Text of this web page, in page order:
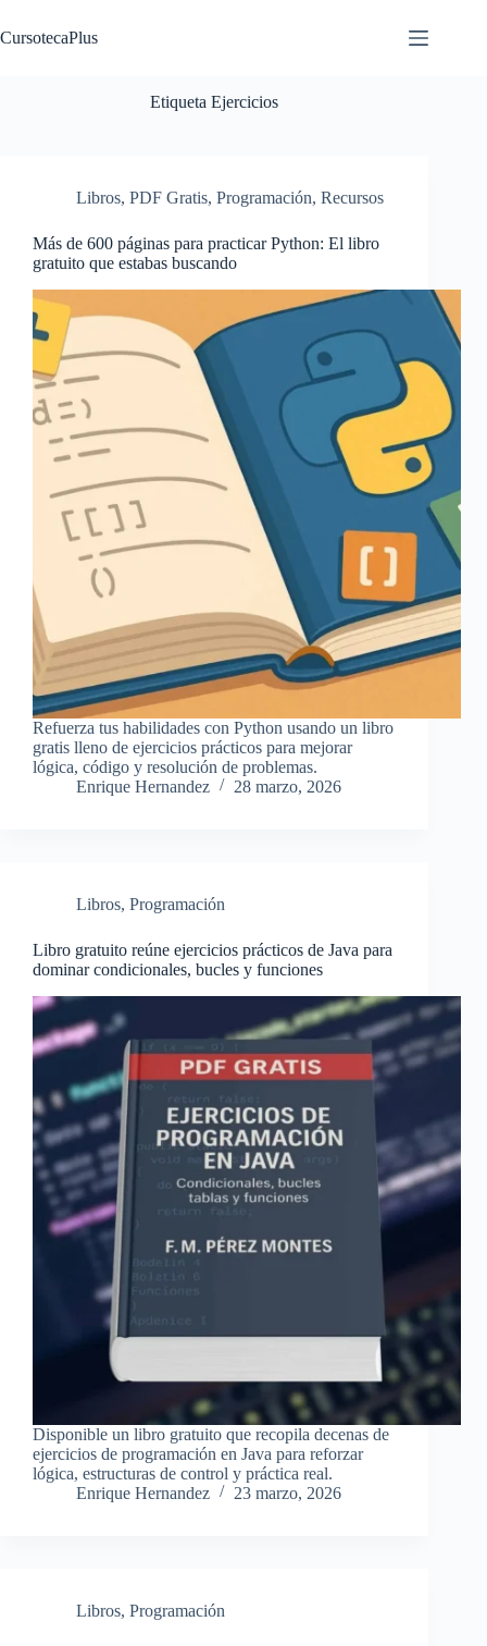
al
contenido
CursotecaPlus
Etiqueta Ejercicios
Libros, PDF Gratis, Programación, Recursos
Más de 600 páginas para practicar Python: El libro
gratuito que estabas buscando
Refuerza tus habilidades con Python usando un libro
gratis lleno de ejercicios prácticos para mejorar
lógica, código y resolución de problemas.
Enrique Hernandez
28 marzo, 2026
Libros, Programación
Libro gratuito reúne ejercicios prácticos de Java para
dominar condicionales, bucles y funciones
Disponible un libro gratuito que recopila decenas de
ejercicios de programación en Java para reforzar
lógica, estructuras de control y práctica real.
Enrique Hernandez
23 marzo, 2026
Libros, Programación